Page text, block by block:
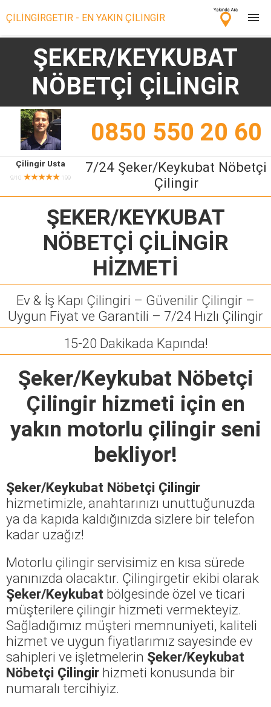
ÇİLİNGİRGETİR - EN YAKIN ÇİLİNGİR
Çilingir Ara
Çilingir misin? Bize Katıl!
ŞEKER/KEYKUBAT
NÖBETÇİ ÇİLİNGİR
0850 550 20 60
Çilingir Usta
9/10 ★★★★★ 199
7/24 Şeker/Keykubat Nöbetçi
Çilingir
ŞEKER/KEYKUBAT
NÖBETÇİ ÇİLİNGİR
HİZMETİ
Ev & İş Kapı Çilingiri – Güvenilir Çilingir –
Uygun Fiyat ve Garantili – 7/24 Hızlı Çilingir
15-20 Dakikada Kapında!
Şeker/Keykubat Nöbetçi
Çilingirhizmeti için en
yakın motorlu çilingir seni
bekliyor!
Şeker/Keykubat Nöbetçi Çilingir
hizmetimizle, anahtarınızı unuttuğunuzda
ya da kapıda kaldığınızda sizlere bir telefon
kadar uzağız!
Motorlu çilingir servisimiz en kısa sürede
yanınızda olacaktır. Çilingirgetir ekibi olarak
Şeker/Keykubat bölgesinde özel ve ticari
müşterilere çilingir hizmeti vermekteyiz.
Sağladığımız müşteri memnuniyeti, kaliteli
hizmet ve uygun fiyatlarımız sayesinde ev
sahipleri ve işletmelerin Şeker/Keykubat
Nöbetçi Çilingir hizmeti konusunda bir
numaralı tercihiyiz.